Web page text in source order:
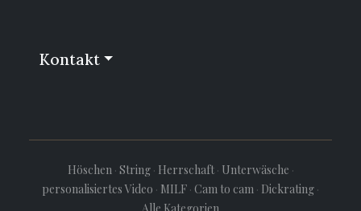
Kontakt
Höschen · String · Herrschaft · Unterwäsche ·
personalisiertes Video · MILF · Cam to cam · Dickrating ·
Alle Kategorien